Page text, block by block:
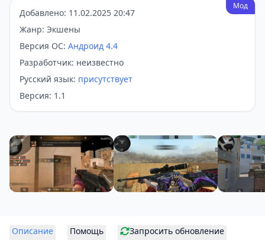
Мод
Добавлено: 11.02.2025 20:47
Жанр: Экшены
Версия ОС: Андроид 4.4
Разработчик: неизвестно
Русский язык: присутствует
Версия: 1.1
Описание Помощь Запросить обновление